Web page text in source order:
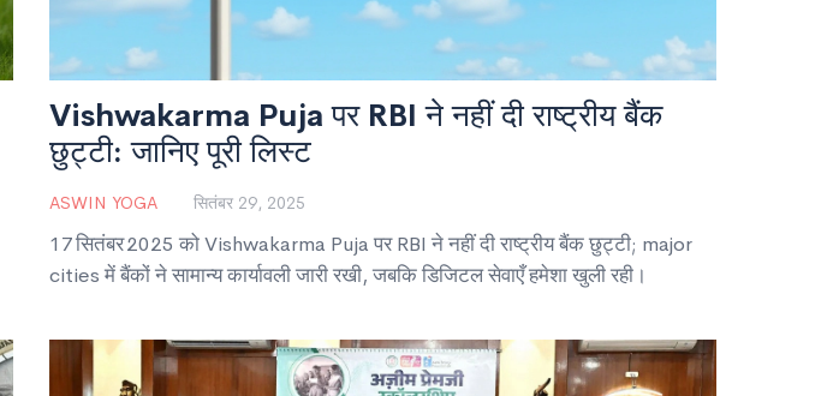
Vishwakarma Puja पर RBI ने नहीं दी राष्ट्रीय बैंक
छुट्टी: जानिए पूरी लिस्ट
ASWIN YOGA सितंबर 29, 2025
17 सितंबर 2025 को Vishwakarma Puja पर RBI ने नहीं दी राष्ट्रीय बैंक छुट्टी; major
cities में बैंकों ने सामान्य कार्यावली जारी रखी, जबकि डिजिटल सेवाएँ हमेशा खुली रही।